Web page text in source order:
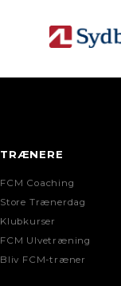
TRÆNERE
FCM Coaching
Store Trænerdag
Klubkurser
FCM Ulvetræning
Bliv FCM-træner